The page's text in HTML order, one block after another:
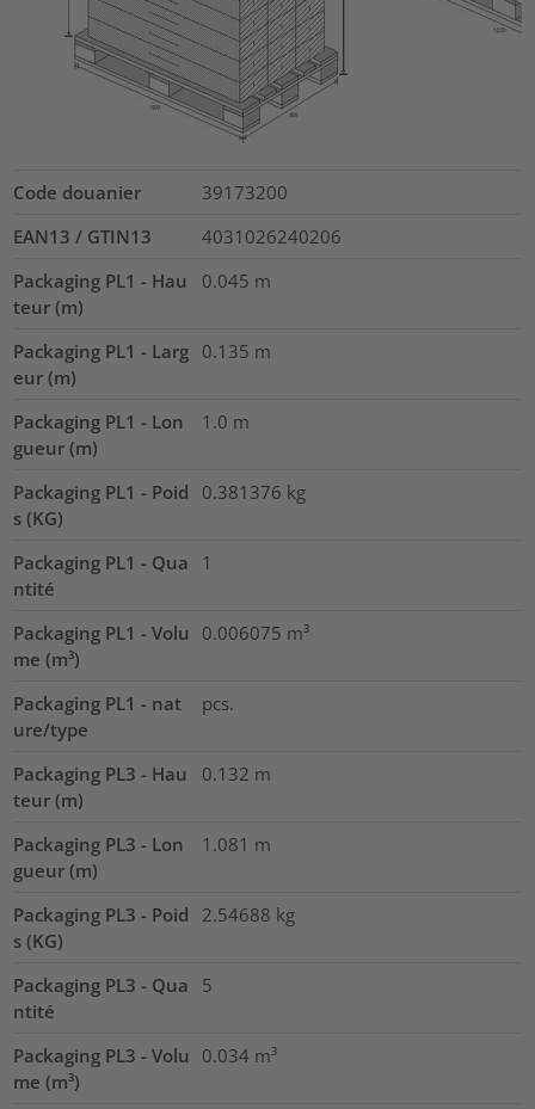
Code douanier
39173200
EAN13 / GTIN13
4031026240206
Packaging PL1 - Hau
teur (m)
0.045 m
Packaging PL1 - Larg
eur (m)
0.135 m
Packaging PL1 - Lon
gueur (m)
1.0 m
Packaging PL1 - Poid
s (KG)
0.381376 kg
Packaging PL1 - Qua
ntité
1
Packaging PL1 - Volu
me (m³)
0.006075 m³
Packaging PL1 - nat
ure/type
pcs.
Packaging PL3 - Hau
teur (m)
0.132 m
Packaging PL3 - Lon
gueur (m)
1.081 m
Packaging PL3 - Poid
s (KG)
2.54688 kg
Packaging PL3 - Qua
ntité
5
Packaging PL3 - Volu
me (m³)
0.034 m³